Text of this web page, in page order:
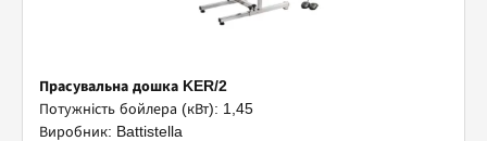
Прасувальна дошка KER/2
Потужність бойлера (кВт): 1,45
Виробник: Battistella